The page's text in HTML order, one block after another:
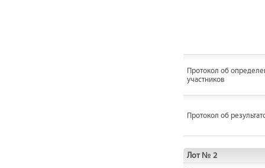
Протокол об
участников
Протокол об
Лот № 2